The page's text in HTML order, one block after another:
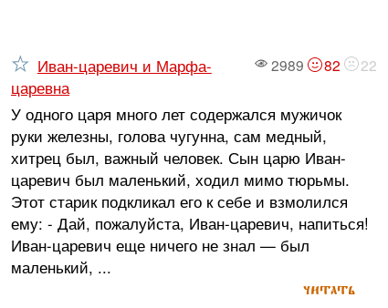
2989 82 22
Иван-царевич и Марфа-
царевна
У одного царя много лет содержался мужичок
руки железны, голова чугунна, сам медный,
хитрец был, важный человек. Сын царю Иван-
царевич был маленький, ходил мимо тюрьмы.
Этот старик подкликал его к себе и взмолился
ему: - Дай, пожалуйста, Иван-царевич, напиться!
Иван-царевич еще ничего не знал — был
маленький, ...
читать